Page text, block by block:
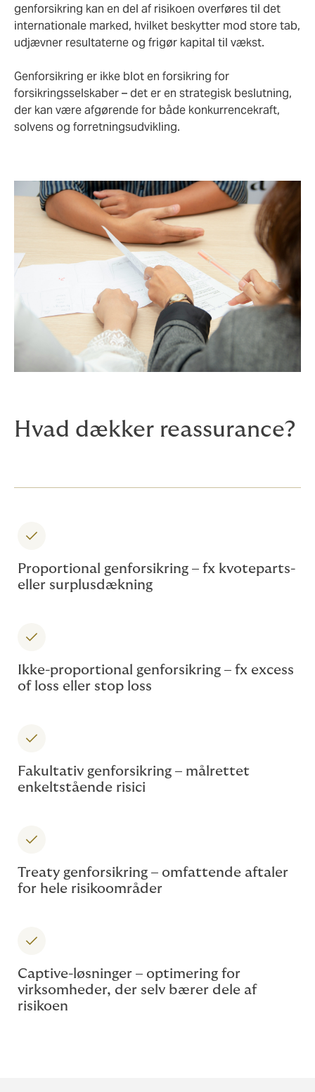
genforsikring kan en del af risikoen overføres til det
internationale marked, hvilket beskytter mod store tab,
udjævner resultaterne og frigør kapital til vækst.
Genforsikring er ikke blot en forsikring for
forsikringsselskaber – det er en strategisk beslutning,
der kan være afgørende for både konkurrencekraft,
solvens og forretningsudvikling.
Hvad dækker reassurance?
Proportional genforsikring – fx kvoteparts-
eller surplusdækning
Ikke-proportional genforsikring – fx excess
of loss eller stop loss
Fakultativ genforsikring – målrettet
enkeltstående risici
Treaty genforsikring – omfattende aftaler
for hele risikoområder
Captive-løsninger – optimering for
virksomheder, der selv bærer dele af
risikoen